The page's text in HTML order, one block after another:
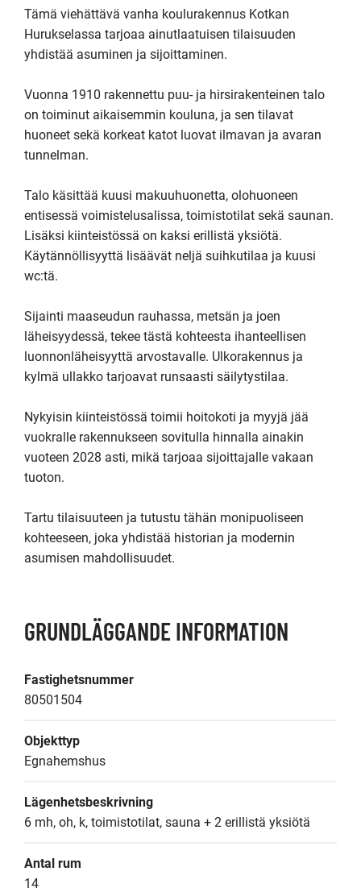
Tämä viehättävä vanha koulurakennus Kotkan
Hurukselassa tarjoaa ainutlaatuisen tilaisuuden
yhdistää asuminen ja sijoittaminen.
Vuonna 1910 rakennettu puu- ja hirsirakenteinen talo
on toiminut aikaisemmin kouluna, ja sen tilavat
huoneet sekä korkeat katot luovat ilmavan ja avaran
tunnelman.
Talo käsittää kuusi makuuhuonetta, olohuoneen
entisessä voimistelusalissa, toimistotilat sekä saunan.
Lisäksi kiinteistössä on kaksi erillistä yksiötä.
Käytännöllisyyttä lisäävät neljä suihkutilaa ja kuusi
wc:tä.
Sijainti maaseudun rauhassa, metsän ja joen
läheisyydessä, tekee tästä kohteesta ihanteellisen
luonnonläheisyyttä arvostavalle. Ulkorakennus ja
kylmä ullakko tarjoavat runsaasti säilytystilaa.
Nykyisin kiinteistössä toimii hoitokoti ja myyjä jää
vuokralle rakennukseen sovitulla hinnalla ainakin
vuoteen 2028 asti, mikä tarjoaa sijoittajalle vakaan
tuoton.
Tartu tilaisuuteen ja tutustu tähän monipuoliseen
kohteeseen, joka yhdistää historian ja modernin
asumisen mahdollisuudet.
GRUNDLÄGGANDE INFORMATION
Fastighetsnummer
80501504
Objekttyp
Egnahemshus
Lägenhetsbeskrivning
6 mh, oh, k, toimistotilat, sauna + 2 erillistä yksiötä
Antal rum
14